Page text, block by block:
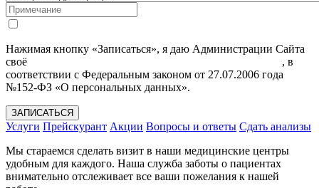
Нажимая кнопку «Записаться», я даю Администрации Сайта
своё
, в
соответствии с Федеральным законом от 27.07.2006 года
№152-ФЗ «О персональных данных».
ЗАПИСАТЬСЯ
Услуги Прейскурант Акции Вопросы и ответы Сдать анализы
Мы стараемся сделать визит в наши медицинские центры
удобным для каждого. Наша служба заботы о пациентах
внимательно отслеживает все ваши пожелания к нашей